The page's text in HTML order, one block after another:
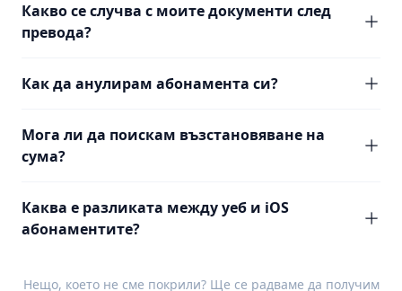
Какво се случва с моите документи след
превода?
Как да анулирам абонамента си?
Мога ли да поискам възстановяване на
сума?
Каква е разликата между уеб и iOS
абонаментите?
Нещо, което не сме покрили? Ще се радваме да получим